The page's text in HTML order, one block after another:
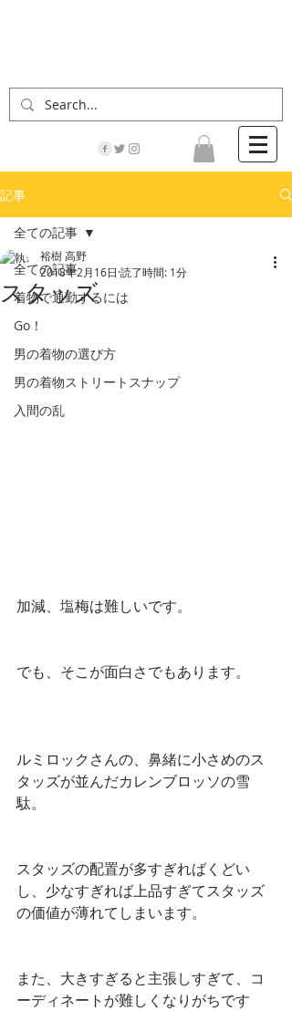
記事
全ての記事
着物で通勤するには
Go！
男の着物の選び方
男の着物ストリートスナップ
入間の乱
全ての記事
スタッズ
裕樹 高野
2018年2月16日 読了時間: 1分
加減、塩梅は難しいです。
でも、そこが面白さでもあります。
ルミロックさんの、鼻緒に小さめのス
タッズが並んだカレンブロッソの雪
駄。
スタッズの配置が多すぎればくどい
し、少なすぎれば上品すぎてスタッズ
の価値が薄れてしまいます。
また、大きすぎると主張しすぎて、コ
ーディネートが難しくなりがちです